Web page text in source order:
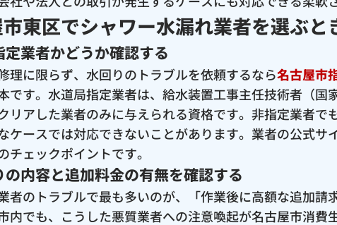
東区でシャワー水漏れ業者を選ぶと
定業者かどうか確認する
理に限らず、水回りのトラブルを依頼するなら名古屋市
です。水道局指定業者は、給水装置工事主任技術者（
リアした業者のみに与えられる資格です。非指定業者
ケースでは対応できないことがあります。業者の公式サ
チェックポイントです。
の内容と追加料金の有無を確認する
者のトラブルで最も多いのが、「作業後に高額な追加
内でも、こうした悪質業者への注意喚起が名古屋市消